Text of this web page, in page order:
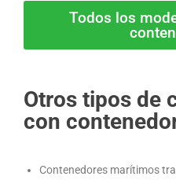
Todos los
Otros tipos de
con
Contenedores marítimos